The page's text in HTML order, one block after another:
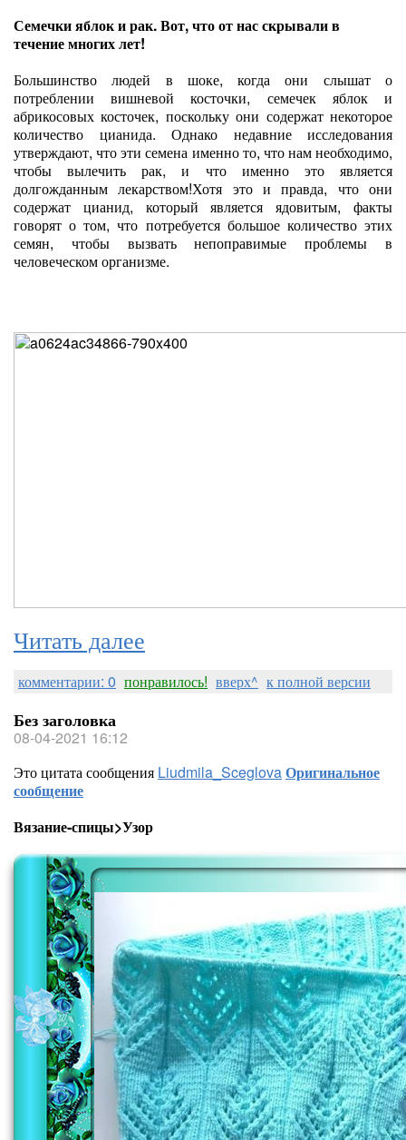
Семечки яблок и рак. Вот, что от нас скрывали в
течение многих лет!
Большинство людей в шоке, когда они слышат о
потреблении вишневой косточки, семечек яблок и
абрикосовых косточек, поскольку они содержат некоторое
количество цианида. Однако недавние исследования
утверждают, что эти семена именно то, что нам необходимо,
чтобы вылечить рак, и что именно это является
долгожданным лекарством!Хотя это и правда, что они
содержат цианид, который является ядовитым, факты
говорят о том, что потребуется большое количество этих
семян, чтобы вызвать непоправимые проблемы в
человеческом организме.
Читать далее
комментарии: 0 понравилось! вверх^ к полной версии
Без заголовка
08-04-2021 16:12
Это цитата сообщения Liudmila_SceglovaОригинальное
сообщение
Вязание-спицы>Узор